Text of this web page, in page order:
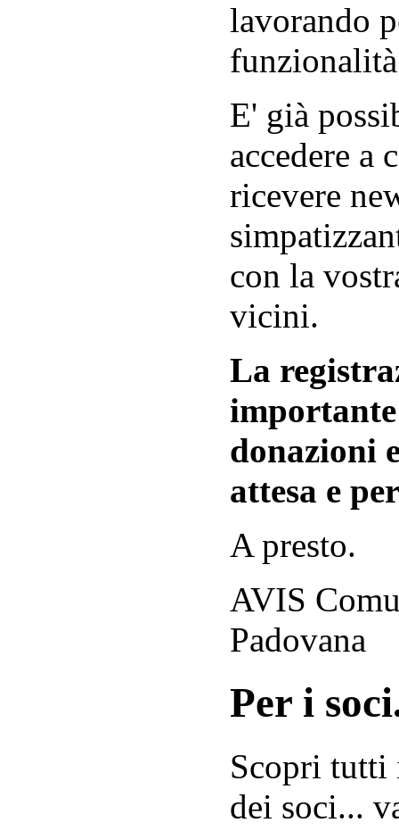
lavorando
E' già
accedere a
ricevere
con la
vicini.
La
donazioni
attesa e
A presto.
AVIS
Padovana
Per i
Scopri tutti
dei soci...